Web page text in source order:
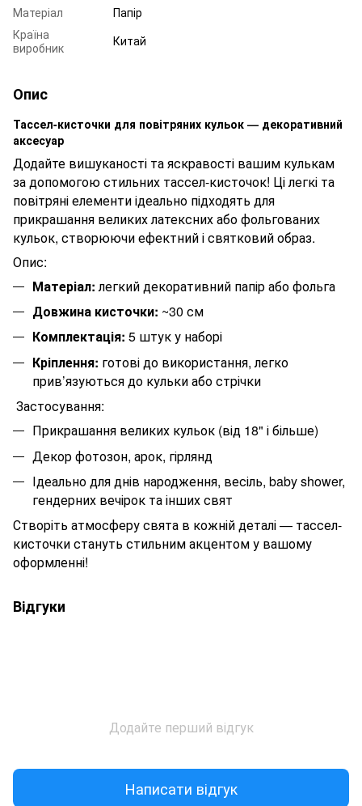
Матеріал
Папір
Країна
виробник
Китай
Опис
Тассел-кисточки для повітряних кульок — декоративний
аксесуар
Додайте вишуканості та яскравості вашим кулькам
за допомогою стильних тассел-кисточок! Ці легкі та
повітряні елементи ідеально підходять для
прикрашання великих латексних або фольгованих
кульок, створюючи ефектний і святковий образ.
Опис:
Матеріал: легкий декоративний папір або фольга
Довжина кисточки: ~30 см
Комплектація: 5 штук у наборі
Кріплення: готові до використання, легко
прив’язуються до кульки або стрічки
Застосування:
Прикрашання великих кульок (від 18" і більше)
Декор фотозон, арок, гірлянд
Ідеально для днів народження, весіль, baby shower,
гендерних вечірок та інших свят
Створіть атмосферу свята в кожній деталі — тассел-
кисточки стануть стильним акцентом у вашому
оформленні!
Відгуки
Додайте перший відгук
Написати відгук